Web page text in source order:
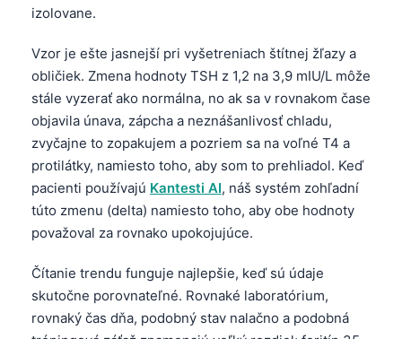
izolovane.
Vzor je ešte jasnejší pri vyšetreniach štítnej žľazy a
obličiek. Zmena hodnoty TSH z 1,2 na 3,9 mIU/L môže
stále vyzerať ako normálna, no ak sa v rovnakom čase
objavila únava, zápcha a neznášanlivosť chladu,
zvyčajne to zopakujem a pozriem sa na voľné T4 a
protilátky, namiesto toho, aby som to prehliadol. Keď
pacienti používajú Kantesti AI, náš systém zohľadní
túto zmenu (delta) namiesto toho, aby obe hodnoty
považoval za rovnako upokojujúce.
Čítanie trendu funguje najlepšie, keď sú údaje
skutočne porovnateľné. Rovnaké laboratórium,
rovnaký čas dňa, podobný stav nalačno a podobná